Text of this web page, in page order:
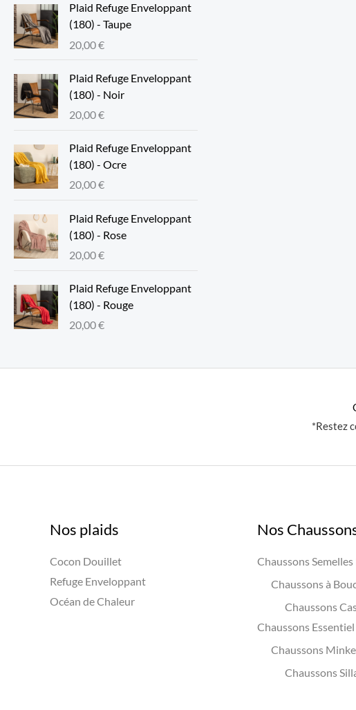
Plaid Refuge Enveloppant
(180) - Taupe
20,00€
Plaid Refuge Enveloppant
(180) - Noir
20,00€
Plaid Refuge Enveloppant
(180) - Ocre
20,00€
Plaid Refuge Enveloppant
(180) - Rose
20,00€
Plaid Refuge Enveloppant
(180) - Rouge
20,00€
*Restez
Nos plaids
Cocon Douillet
Refuge Enveloppant
Océan de Chaleur
Nos
Chaussons Semelles
Chaussons à
Chaussons
Chaussons Essentiel
Chaussons Minke
Chaussons